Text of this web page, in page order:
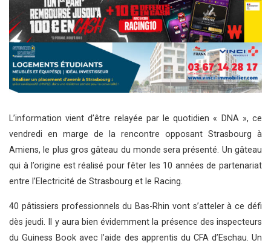
L’information vient d’être relayée par le quotidien « DNA », ce
vendredi en marge de la rencontre opposant Strasbourg à
Amiens, le plus gros gâteau du monde sera présenté. Un gâteau
qui à l’origine est réalisé pour fêter les 10 années de partenariat
entre l’Electricité de Strasbourg et le Racing.
40 pâtissiers professionnels du Bas-Rhin vont s’atteler à ce défi
dès jeudi. Il y aura bien évidemment la présence des inspecteurs
du Guiness Book avec l’aide des apprentis du CFA d’Eschau. Un